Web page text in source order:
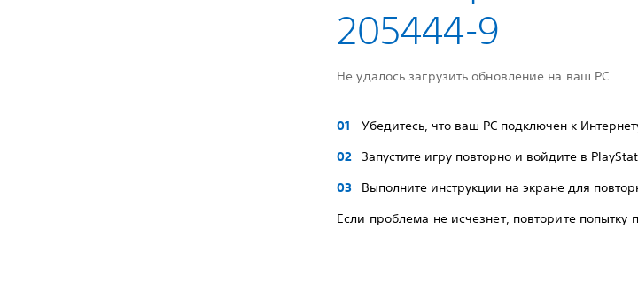
205444-9
Не удалось загрузить обновление на ваш PC.
Убедитесь, что ваш PC подключен к
Запустите игру повторно и войдите в
Выполните инструкции на экране для
Если проблема не исчезнет, повторите попытку